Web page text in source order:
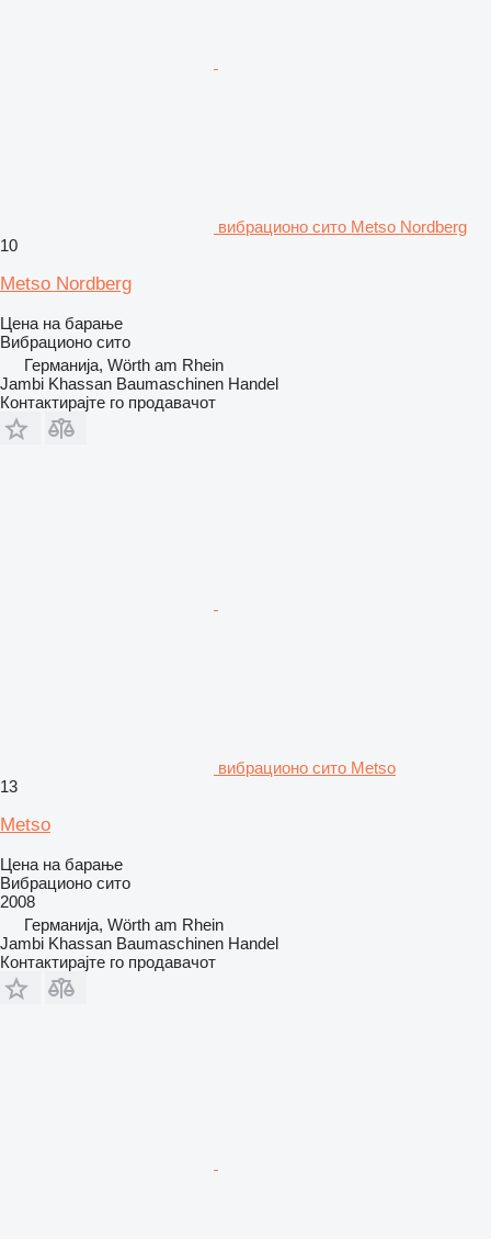
вибрационо сито Metso Nordberg
10
Metso Nordberg
Цена на барање
Вибрационо сито
Германија, Wörth am Rhein
Jambi Khassan Baumaschinen Handel
Контактирајте го продавачот
вибрационо сито Metso
13
Metso
Цена на барање
Вибрационо сито
2008
Германија, Wörth am Rhein
Jambi Khassan Baumaschinen Handel
Контактирајте го продавачот